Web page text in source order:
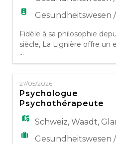
IT
DE
ES
Gesundheitswesen
Fidèle à sa philosophie
siècle, La Lignière offre un
pluridisciplinaire où le
de toute l'attention.
l'individu dans ses besoins
psychosociaux et spirituels,
d'adressent à toute
de soins ou désirant
développer un style de vie
...
27/05/2026
Psychologue
Psychothérapeute
Schweiz,Waadt,
Gesundheitswesen